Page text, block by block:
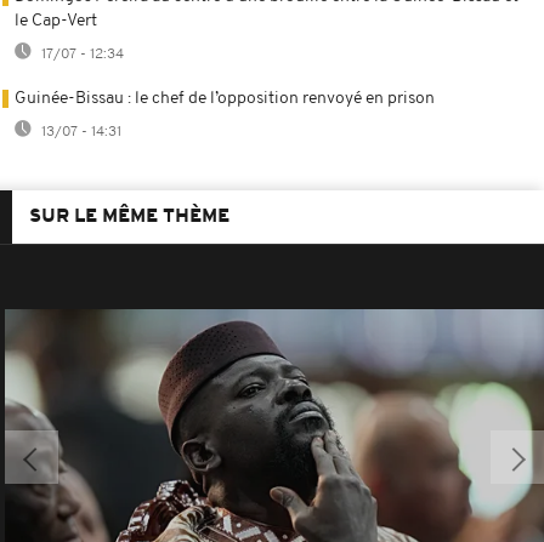
le Cap-Vert
17/07 - 12:34
Guinée-Bissau : le chef de l’opposition renvoyé en prison
13/07 - 14:31
SUR LE MÊME THÈME